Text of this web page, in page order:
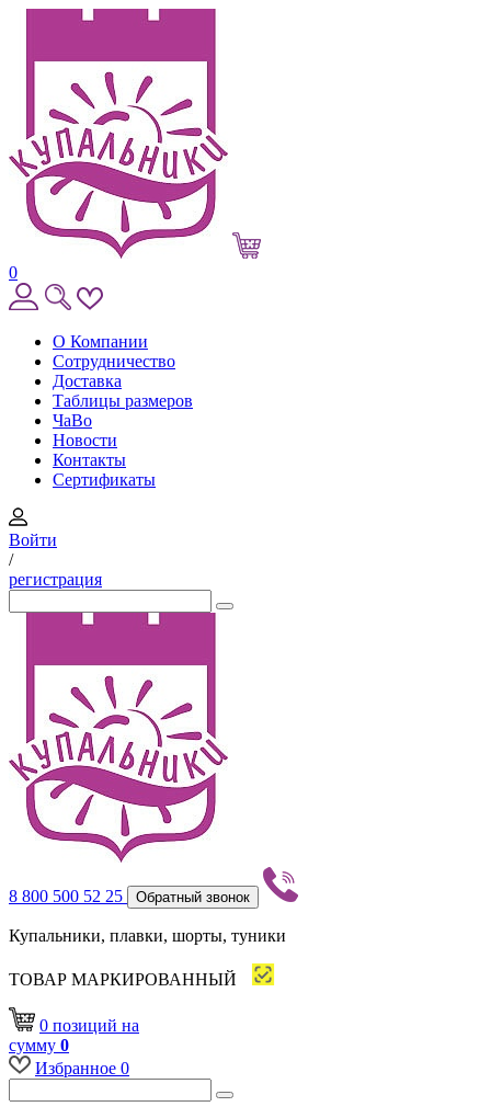
0
О Компании
Сотрудничество
Доставка
Таблицы размеров
ЧаВо
Новости
Контакты
Сертификаты
Войти
/
регистрация
8 800 500 52 25 Обратный звонок
Купальники, плавки, шорты, туники
ТОВАР МАРКИРОВАННЫЙ
0 позиций на
сумму 0
Избранное 0